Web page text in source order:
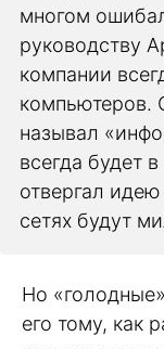
многом
руководству
компании
компьютеров.
называл
всегда будет
отвергал
сетях будут
Но
его тому, как